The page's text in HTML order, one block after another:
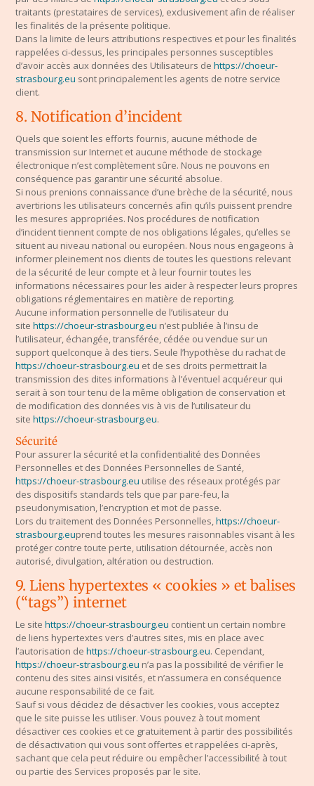
traitants (prestataires de services), exclusivement afin de réaliser
les finalités de la présente politique.
Dans la limite de leurs attributions respectives et pour les finalités
rappelées ci-dessus, les principales personnes susceptibles
d’avoir accès aux données des Utilisateurs dehttps://choeur-
strasbourg.eu sont principalement les agents de notre service
client.
8. Notification d’incident
Quels que soient les efforts fournis, aucune méthode de
transmission sur Internet et aucune méthode de stockage
électronique n’est complètement sûre. Nous ne pouvons en
conséquence pas garantir une sécurité absolue.
Si nous prenions connaissance d’une brèche de la sécurité, nous
avertirions les utilisateurs concernés afin qu’ils puissent prendre
les mesures appropriées. Nos procédures de notification
d’incident tiennent compte de nos obligations légales, qu’elles se
situent au niveau national ou européen. Nous nous engageons à
informer pleinement nos clients de toutes les questions relevant
de la sécurité de leur compte et à leur fournir toutes les
informations nécessaires pour les aider à respecter leurs propres
obligations réglementaires en matière de reporting.
Aucune information personnelle de l’utilisateur du
sitehttps://choeur-strasbourg.eu n’est publiée à l’insu de
l’utilisateur, échangée, transférée, cédée ou vendue sur un
support quelconque à des tiers. Seule l’hypothèse du rachat de
https://choeur-strasbourg.eu et de ses droits permettrait la
transmission des dites informations à l’éventuel acquéreur qui
serait à son tour tenu de la même obligation de conservation et
de modification des données vis à vis de l’utilisateur du
sitehttps://choeur-strasbourg.eu.
Sécurité
Pour assurer la sécurité et la confidentialité des Données
Personnelles et des Données Personnelles de Santé,
https://choeur-strasbourg.eu utilise des réseaux protégés par
des dispositifs standards tels que par pare-feu, la
pseudonymisation, l’encryption et mot de passe.
Lors du traitement des Données Personnelles,https://choeur-
strasbourg.euprend toutes les mesures raisonnables visant à les
protéger contre toute perte, utilisation détournée, accès non
autorisé, divulgation, altération ou destruction.
9. Liens hypertextes « cookies » et balises
(“tags”) internet
Le sitehttps://choeur-strasbourg.eu contient un certain nombre
de liens hypertextes vers d’autres sites, mis en place avec
l’autorisation dehttps://choeur-strasbourg.eu. Cependant,
https://choeur-strasbourg.eu n’a pas la possibilité de vérifier le
contenu des sites ainsi visités, et n’assumera en conséquence
aucune responsabilité de ce fait.
Sauf si vous décidez de désactiver les cookies, vous acceptez
que le site puisse les utiliser. Vous pouvez à tout moment
désactiver ces cookies et ce gratuitement à partir des possibilités
de désactivation qui vous sont offertes et rappelées ci-après,
sachant que cela peut réduire ou empêcher l’accessibilité à tout
ou partie des Services proposés par le site.